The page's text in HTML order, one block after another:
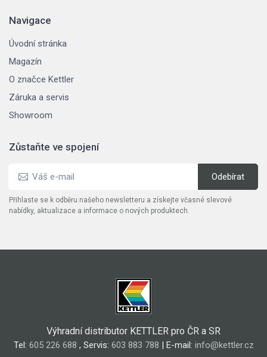
Navigace
Úvodní stránka
Magazín
O značce Kettler
Záruka a servis
Showroom
Zůstaňte ve spojení
Přihlaste se k odběru našeho newsletteru a získejte včasné slevové
nabídky, aktualizace a informace o nových produktech.
Výhradní distributor KETTLER pro ČR a SR
Tel: 605 226 688 , Servis: 603 883 788 | E-mail: info@kettler.cz